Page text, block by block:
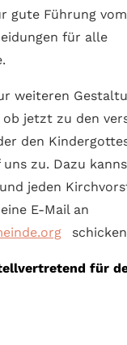
gute Führung
für alle
weiteren
jetzt zu den
den
zu. Dazu
jeden
E-Mail an
für